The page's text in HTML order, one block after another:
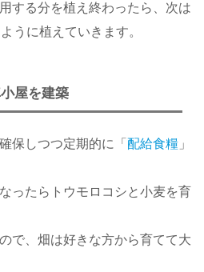
する分を植え終わったら、次は
うに植えていきます。
屋を建築
保しつつ定期的に「 配給食糧 」
ったらトウモロコシと小麦を育
で、畑は好きな方から育てて大